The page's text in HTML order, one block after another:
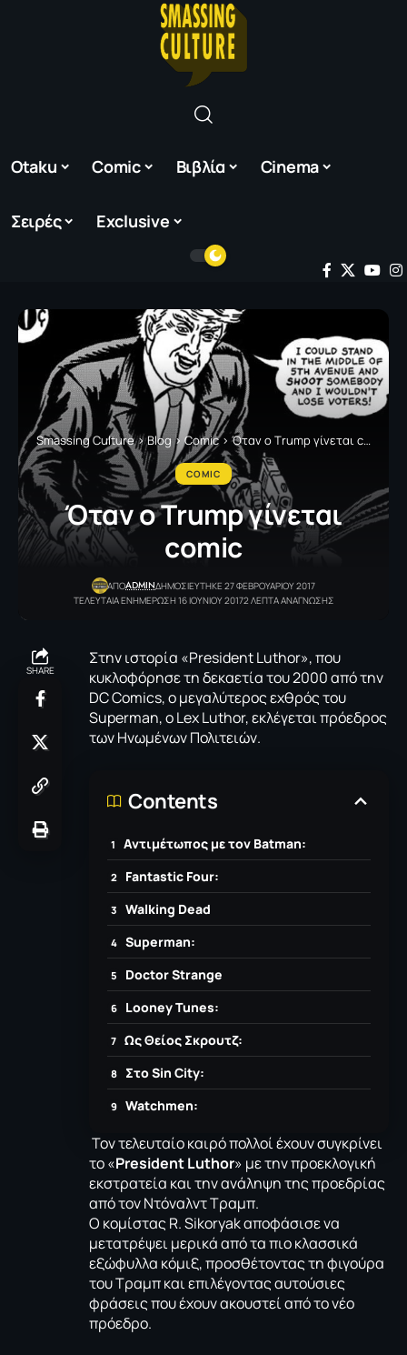
Otaku Comic Βιβλία Cinema
Σειρές Exclusive
Smassing Culture>Blog> Comic> Όταν ο Τrump γίνεται comic
COMIC
Όταν ο Τrump γίνεται
comic
ΑΠΟADMINΔΗΜΟΣΙΕΥΤΗΚΕ 27 ΦΕΒΡΟΥΑΡΙΟΥ 2017
ΤΕΛΕΥΤΑΙΑ ΕΝΗΜΕΡΩΣΗ 16 ΙΟΥΝΙΟΥ 20172 ΛΕΠΤΑ ΑΝΑΓΝΩΣΗΣ
SHARE
Στην ιστορία «President Luthor», που
κυκλοφόρησε τη δεκαετία του 2000 από την
DC Comics, ο μεγαλύτερος εχθρός του
Superman, o Lex Luthor, εκλέγεται πρόεδρος
των Ηνωμένων Πολιτειών.
Contents
Αντιμέτωπος με τον Batman:
Fantastic Four:
Walking Dead
Superman:
Doctor Strange
Looney Tunes:
Ως Θείος Σκρουτζ:
Στο Sin City:
Watchmen:
Τον τελευταίο καιρό πολλοί έχουν συγκρίνει
το «President Luthor» με την προεκλογική
εκστρατεία και την ανάληψη της προεδρίας
από τον Ντόναλντ Τραμπ.
Ο κομίσταςR. Sikoryakαποφάσισε να
μετατρέψει μερικά από τα πιο κλασσικά
εξώφυλλα κόμιξ, προσθέτοντας τη φιγούρα
του Τραμπ και επιλέγοντας αυτούσιες
φράσεις που έχουν ακουστεί από το νέο
πρόεδρο.